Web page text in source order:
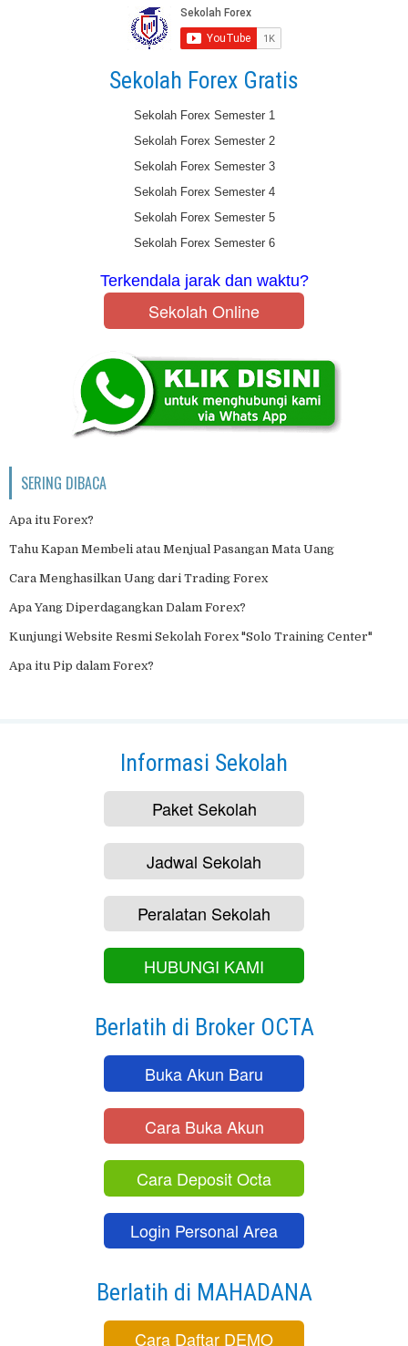
Sekolah Forex Gratis
Sekolah Forex Semester 1
Sekolah Forex Semester 2
Sekolah Forex Semester 3
Sekolah Forex Semester 4
Sekolah Forex Semester 5
Sekolah Forex Semester 6
Terkendala jarak dan waktu?
Sekolah Online
SERING DIBACA
Apa itu Forex?
Tahu Kapan Membeli atau Menjual Pasangan Mata Uang
Cara Menghasilkan Uang dari Trading Forex
Apa Yang Diperdagangkan Dalam Forex?
Kunjungi Website Resmi Sekolah Forex "Solo Training Center"
Apa itu Pip dalam Forex?
Informasi Sekolah
Paket Sekolah
Jadwal Sekolah
Peralatan Sekolah
HUBUNGI KAMI
Berlatih di Broker OCTA
Buka Akun Baru
Cara Buka Akun
Cara Deposit Octa
Login Personal Area
Berlatih di MAHADANA
Cara Daftar DEMO